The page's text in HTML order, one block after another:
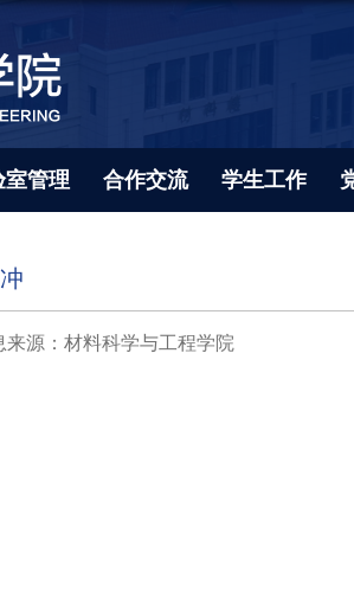
室管理 合作交流 学生工作
来源：材料科学与工程学院